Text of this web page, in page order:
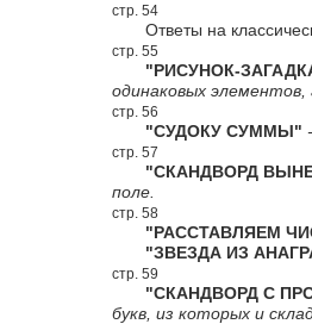
стр. 54
Ответы на
стр. 55
"РИСУНОК-
одинаковых
стр. 56
"СУДОКУ СУММЫ"
стр. 57
"СКАНДВОРД
поле.
стр. 58
"РАССТАВЛЯЕМ
"ЗВЕЗДА ИЗ
стр. 59
"СКАНДВОРД С
букв, из которых и